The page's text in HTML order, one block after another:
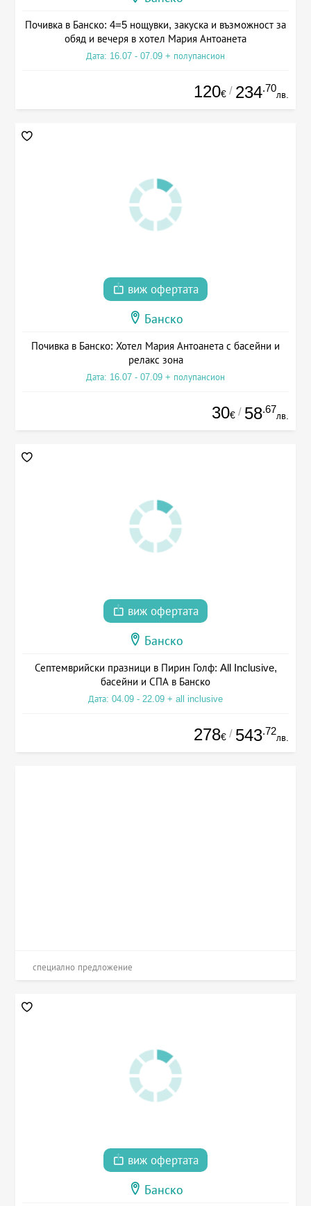
Почивка в Банско: 4=5 нощувки, закуска и възможност за
обяд и вечеря в хотел Мария Антоанета
Дата: 16.07 - 07.09 + полупансион
120€ / 234.70
лв.
виж офертата
Банско
Почивка в Банско: Хотел Мария Антоанета с басейни и
релакс зона
Дата: 16.07 - 07.09 + полупансион
30€ / 58.67
лв.
виж офертата
Банско
Септемврийски празници в Пирин Голф: All Inclusive,
басейни и СПА в Банско
Дата: 04.09 - 22.09 + all inclusive
278€ / 543.72
лв.
специално предложение
виж офертата
Банско